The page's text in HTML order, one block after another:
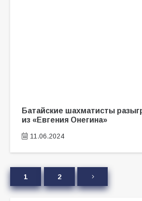
Батайские шахматисты
из «Евгения Онегина»
11.06.2024
1 2